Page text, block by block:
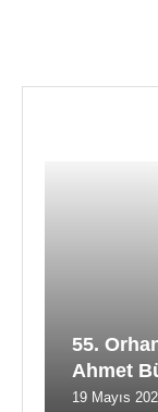
55.
Ahmet
19 Mayıs